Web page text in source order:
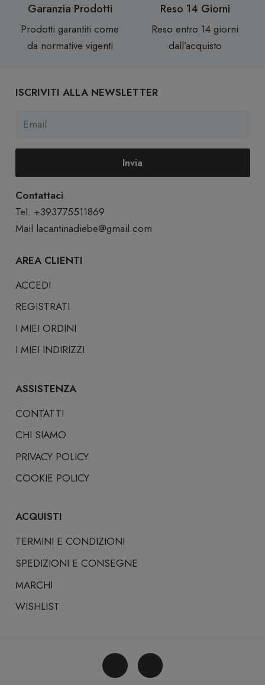
Garanzia Prodotti
Prodotti garantiti come
da normative vigenti
Reso 14 Giorni
Reso entro 14 giorni
dall’acquisto
ISCRIVITI ALLA NEWSLETTER
Invia
Contattaci
Tel. +393775511869
Mail lacantinadiebe@gmail.com
AREA CLIENTI
ACCEDI
REGISTRATI
I MIEI ORDINI
I MIEI INDIRIZZI
ASSISTENZA
CONTATTI
CHI SIAMO
PRIVACY POLICY
COOKIE POLICY
ACQUISTI
TERMINI E CONDIZIONI
SPEDIZIONI E CONSEGNE
MARCHI
WISHLIST